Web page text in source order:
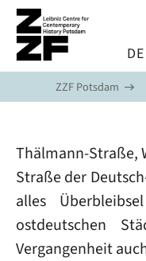
Skip to main content
DE
ZZF Potsdam
Thälmann-Straße,
Straße der
alles
ostdeutschen
Vergangenheit